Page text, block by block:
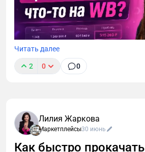
Читать далее
2 0 0
Лилия Жаркова
Маркетплейсы30 июнь
Как быстро прокачать